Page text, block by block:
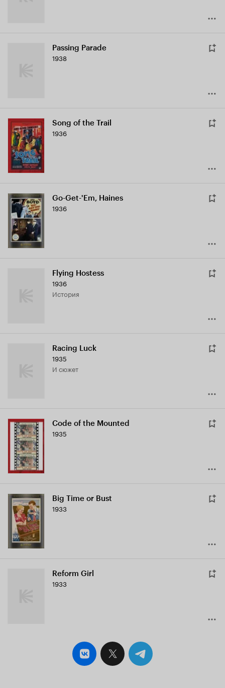
Passing Parade
1938
Song of the Trail
1936
Go-Get-'Em, Haines
1936
Flying Hostess
1936
история
Racing Luck
1935
и сюжет
Code of the Mounted
1935
Big Time or Bust
1933
Reform Girl
1933